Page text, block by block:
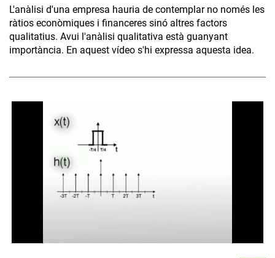
L'anàlisi d'una empresa hauria de contemplar no només les
ràtios econòmiques i financeres sinó altres factors
qualitatius. Avui l'anàlisi qualitativa està guanyant
importància. En aquest vídeo s'hi expressa aquesta idea.